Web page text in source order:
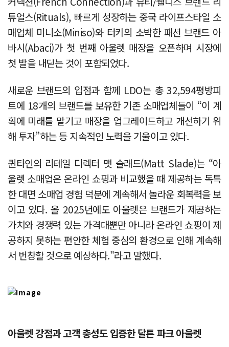
튜얼스(Rituals), 빠르게 성장하는 중국 라이프스타일 소
매업체 미니소(Miniso)와 터키의 소박한 패션 브랜드 아
바시(Abaci)가 첫 번째 아울렛 매장을 오픈하며 시장에
첫 발을 내딛는 것이 포함되었다.
새로운 브랜드의 입점과 함께 LDO는 총 32,594평방피
트에 18개의 브랜드를 보유한 기존 소매업체들이 “이 계
획에 미래를 맡기고 매장을 업그레이드하고 개선하기 위
해 투자”하는 등 지속적인 노력을 기울이고 있다.
퀸타인의 리테일 디렉터 맷 슬래드(Matt Slade)는 “아
울렛 소매업은 온라인 쇼핑과 비교했을 때 제공하는 독특
한 대면 소매업 경험 덕분에 계속해서 놀라운 회복력을 보
이고 있다. 올 2025년에도 아울렛은 브랜드가 제공하는
가치와 경쟁력 있는 가격대뿐만 아니라 온라인 쇼핑이 제
공하지 못하는 편안한 체험 중심의 환경으로 인해 계속해
서 번창할 것으로 예상하다."라고 말했다.
아울렛 강점과 고객 충성도 입증한 달튼 파크 아울렛